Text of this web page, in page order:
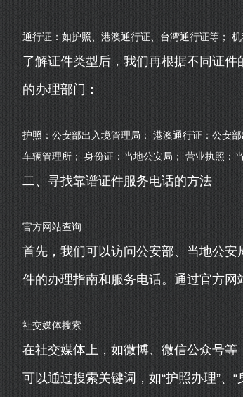
通行证：如护照、港澳通行证、台湾通行证等；
了解证件类型后，我们再根据不同证
的办理部门：
护照：公安部出入境管理局； 港澳通行证：公安
车辆管理所； 身份证：当地公安局； 营业执照：
二、寻找靠谱证件服务电话的方法
官方网站查询
首先，我们可以访问公安部、当地公
件的办理指南和服务电话。通过官方网
社交媒体搜索
在社交媒体上，如微博、微信公众号
可以通过搜索关键词，如“护照办理”、